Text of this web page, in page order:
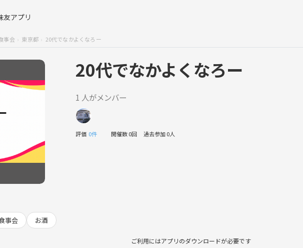
友アプリ
事会 東京都 20代でなかよくなろー
20代でなかよくなろー
1 人がメンバー
評価 0件 開催数 0回 過去参加 0人
事会 お酒
ご利用にはアプリのダウンロードが必要です